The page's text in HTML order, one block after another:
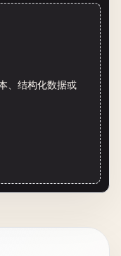
、结构化数据或